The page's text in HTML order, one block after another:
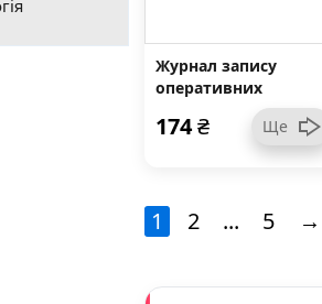
Журнал запису
оперативних
стаціонарі, форма №
174₴ Ще
1 2 ... 5 →